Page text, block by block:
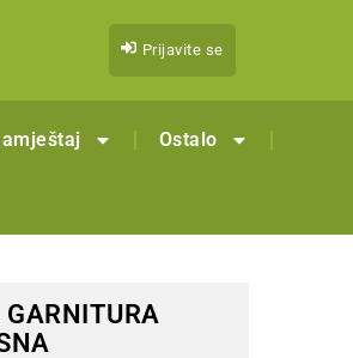
Prijavite se
Ostalo
GARNITURA